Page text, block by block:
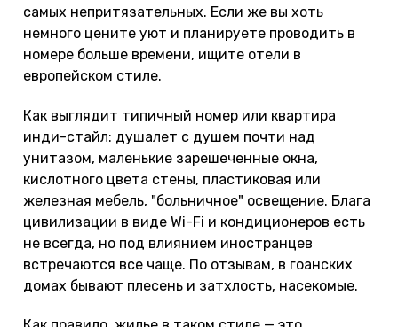
самых непритязательных. Если же вы хоть
немного цените уют и планируете проводить в
номере больше времени, ищите отели в
европейском стиле.
Как выглядит типичный номер или квартира
инди-стайл: душалет с душем почти над
унитазом, маленькие зарешеченные окна,
кислотного цвета стены, пластиковая или
железная мебель, "больничное" освещение. Блага
цивилизации в виде Wi-Fi и кондиционеров есть
не всегда, но под влиянием иностранцев
встречаются все чаще. По отзывам, в гоанских
домах бывают плесень и затхлость, насекомые.